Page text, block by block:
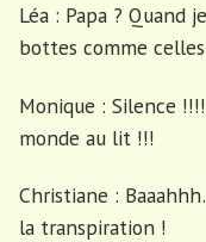
Léa : Papa ? Quand
bottes comme
Monique : Silence
monde au lit !!!
Christiane :
la transpiration !